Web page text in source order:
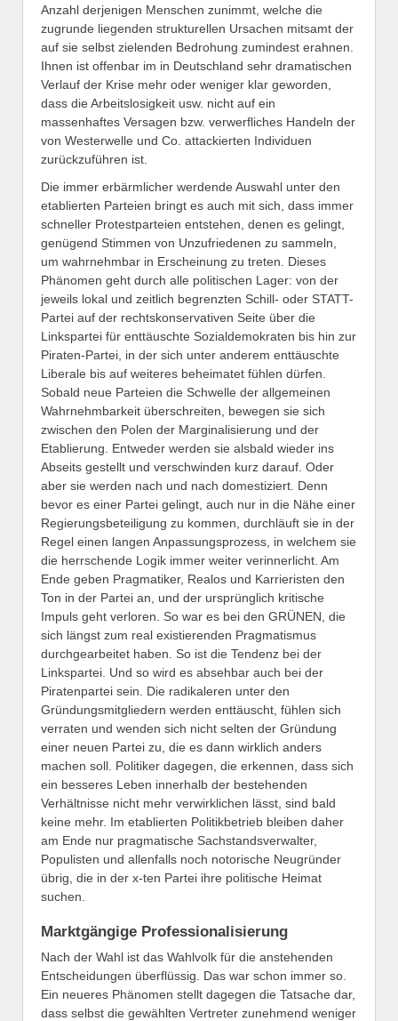
Anzahl derjenigen Menschen zunimmt, welche die
zugrunde liegenden strukturellen Ursachen mitsamt der
auf sie selbst zielenden Bedrohung zumindest erahnen.
Ihnen ist offenbar im in Deutschland sehr dramatischen
Verlauf der Krise mehr oder weniger klar geworden,
dass die Arbeitslosigkeit usw. nicht auf ein
massenhaftes Versagen bzw. verwerfliches Handeln der
von Westerwelle und Co. attackierten Individuen
zurückzuführen ist.
Die immer erbärmlicher werdende Auswahl unter den
etablierten Parteien bringt es auch mit sich, dass immer
schneller Protestparteien entstehen, denen es gelingt,
genügend Stimmen von Unzufriedenen zu sammeln,
um wahrnehmbar in Erscheinung zu treten. Dieses
Phänomen geht durch alle politischen Lager: von der
jeweils lokal und zeitlich begrenzten Schill- oder STATT-
Partei auf der rechtskonservativen Seite über die
Linkspartei für enttäuschte Sozialdemokraten bis hin zur
Piraten-Partei, in der sich unter anderem enttäuschte
Liberale bis auf weiteres beheimatet fühlen dürfen.
Sobald neue Parteien die Schwelle der allgemeinen
Wahrnehmbarkeit überschreiten, bewegen sie sich
zwischen den Polen der Marginalisierung und der
Etablierung. Entweder werden sie alsbald wieder ins
Abseits gestellt und verschwinden kurz darauf. Oder
aber sie werden nach und nach domestiziert. Denn
bevor es einer Partei gelingt, auch nur in die Nähe einer
Regierungsbeteiligung zu kommen, durchläuft sie in der
Regel einen langen Anpassungsprozess, in welchem sie
die herrschende Logik immer weiter verinnerlicht. Am
Ende geben Pragmatiker, Realos und Karrieristen den
Ton in der Partei an, und der ursprünglich kritische
Impuls geht verloren. So war es bei den GRÜNEN, die
sich längst zum real existierenden Pragmatismus
durchgearbeitet haben. So ist die Tendenz bei der
Linkspartei. Und so wird es absehbar auch bei der
Piratenpartei sein. Die radikaleren unter den
Gründungsmitgliedern werden enttäuscht, fühlen sich
verraten und wenden sich nicht selten der Gründung
einer neuen Partei zu, die es dann wirklich anders
machen soll. Politiker dagegen, die erkennen, dass sich
ein besseres Leben innerhalb der bestehenden
Verhältnisse nicht mehr verwirklichen lässt, sind bald
keine mehr. Im etablierten Politikbetrieb bleiben daher
am Ende nur pragmatische Sachstandsverwalter,
Populisten und allenfalls noch notorische Neugründer
übrig, die in der x-ten Partei ihre politische Heimat
suchen.
Marktgängige Professionalisierung
Nach der Wahl ist das Wahlvolk für die anstehenden
Entscheidungen überflüssig. Das war schon immer so.
Ein neueres Phänomen stellt dagegen die Tatsache dar,
dass selbst die gewählten Vertreter zunehmend weniger